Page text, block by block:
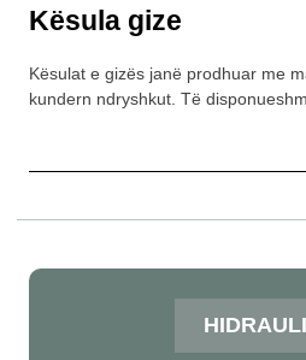
Kësula gize
Kësulat e gizës janë prodhuar me
kundern ndryshkut. Të